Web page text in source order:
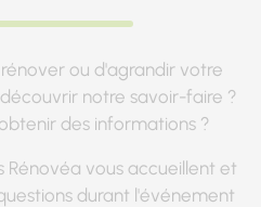
ou d'agrandir votre
notre savoir-faire ?
des informations ?
Rénovéa vous accueillent et
durant l'événement